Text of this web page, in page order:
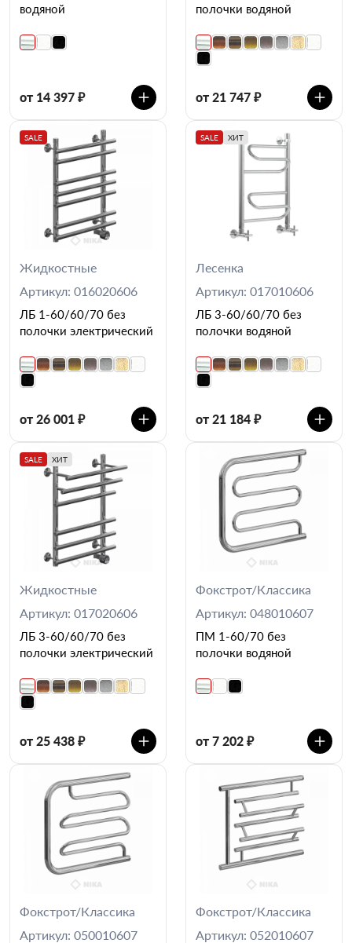
водяной
от 14 397 ₽
полочки водяной
от 21 747 ₽
SALE
Жидкостные
Артикул: 016020606
ЛБ 1-60/60/70 без
полочки электрический
от 26 001 ₽
SALE ХИТ
Лесенка
Артикул: 017010606
ЛБ 3-60/60/70 без
полочки водяной
от 21 184 ₽
SALE ХИТ
Жидкостные
Артикул: 017020606
ЛБ 3-60/60/70 без
полочки электрический
от 25 438 ₽
Фокстрот/Классика
Артикул: 048010607
ПМ 1-60/70 без
полочки водяной
от 7 202 ₽
Фокстрот/Классика
Артикул: 050010607
Фокстрот/Классика
Артикул: 052010607